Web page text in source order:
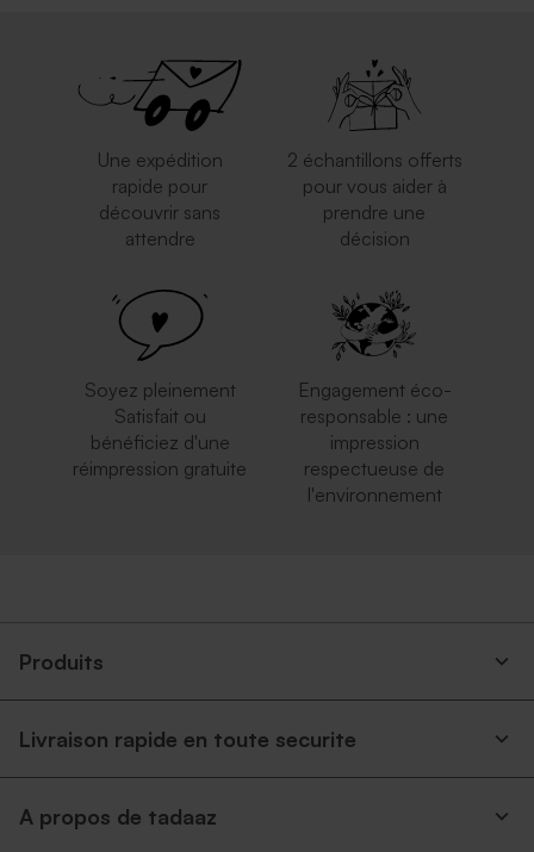
Une expédition
rapide pour
découvrir sans
attendre
2 échantillons offerts
pour vous aider à
prendre une
décision
Soyez pleinement
Satisfait ou
bénéficiez d'une
réimpression gratuite
Engagement éco-
responsable : une
impression
respectueuse de
l'environnement
Produits
Livraison rapide en toute securite
A propos de tadaaz